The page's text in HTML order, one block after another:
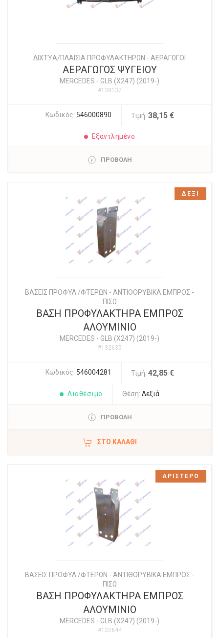
ΔΙΧΤYΑ/ΠΛΑΙΣΙΑ ΠΡΟΦΥΛΑΚΤΗΡΩΝ - ΑΕΡΑΓΩΓΟΙ
ΑΕΡΑΓΩΓΟΣ ΨΥΓΕΙΟΥ
MERCEDES - GLB (X247) (2019-)
#139132
Κωδικός: 546000890 Τιμή: 38,15 €
Εξαντλημένο
ΠΡΟΒΟΛΗ
ΒΑΣΕΙΣ ΠΡΟΦΥΛ./ΦΤΕΡΩΝ - ΑΝΤΙΘΟΡΥΒΙΚΑ ΕΜΠΡΟΣ -
ΠΙΣΩ
ΒΑΣΗ ΠΡΟΦΥΛΑΚΤΗΡΑ ΕΜΠΡΟΣ
ΑΛΟΥΜΙΝΙΟ
MERCEDES - GLB (X247) (2019-)
#132635
Κωδικός: 546004281 Τιμή: 42,85 €
Διαθέσιμο Θέση: Δεξιά
ΠΡΟΒΟΛΗ
ΣΤΟ ΚΑΛΆΘΙ
ΔΕΞΙ
ΒΑΣΕΙΣ ΠΡΟΦΥΛ./ΦΤΕΡΩΝ - ΑΝΤΙΘΟΡΥΒΙΚΑ ΕΜΠΡΟΣ -
ΠΙΣΩ
ΒΑΣΗ ΠΡΟΦΥΛΑΚΤΗΡΑ ΕΜΠΡΟΣ
ΑΛΟΥΜΙΝΙΟ
MERCEDES - GLB (X247) (2019-)
#132644
ΑΡΙΣΤΕΡΟ